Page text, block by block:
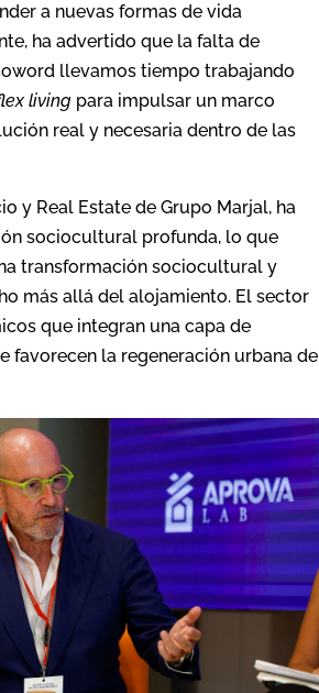
a nuevas formas de vida
ha advertido que la falta de
llevamos tiempo trabajando
living para impulsar un marco
real y necesaria dentro de las
y Real Estate de Grupo Marjal, ha
sociocultural profunda, lo que
transformación sociocultural y
más allá del alojamiento. El sector
que integran una capa de
favorecen la regeneración urbana de